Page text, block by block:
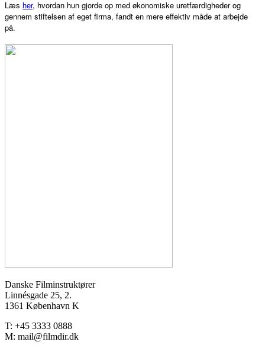
Læs her, hvordan hun gjorde op med økonomiske uretfærdigheder og
gennem stiftelsen af eget firma, fandt en mere effektiv måde at arbejde
på.
Danske Filminstruktører
Linnésgade 25, 2.
1361 København K
T: +45 3333 0888
M: mail@filmdir.dk